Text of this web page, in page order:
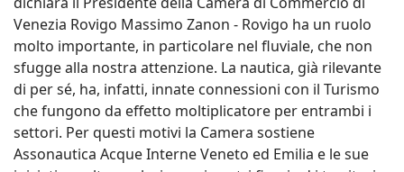
Venezia Rovigo Massimo Zanon - Rovigo ha un ruolo
molto importante, in particolare nel fluviale, che non
sfugge alla nostra attenzione. La nautica, già rilevante
di per sé, ha, infatti, innate connessioni con il Turismo
che fungono da effetto moltiplicatore per entrambi i
settori. Per questi motivi la Camera sostiene
Assonautica Acque Interne Veneto ed Emilia e le sue